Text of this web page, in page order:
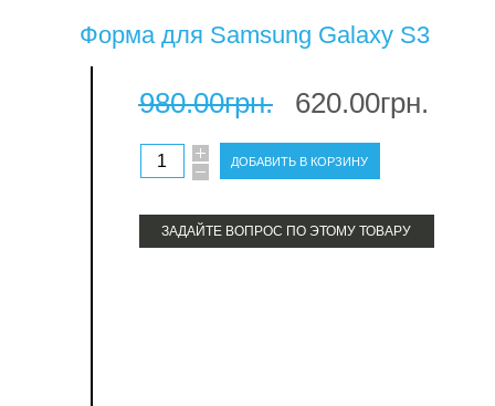
Форма для Samsung Galaxy S3
980.00грн. 620.00грн.
ЗАДАЙТЕ ВОПРОС ПО ЭТОМУ ТОВАРУ